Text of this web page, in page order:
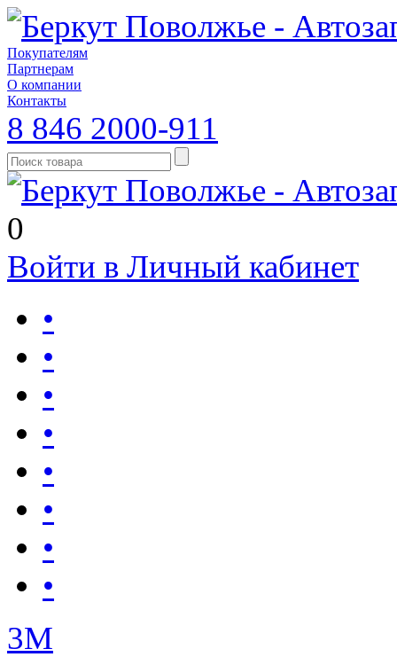
Покупателям
Партнерам
О компании
Контакты
8 846 2000-911
0
Войти в Личный кабинет
•
•
•
•
•
•
•
•
3М